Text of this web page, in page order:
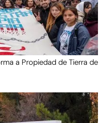
a Propiedad de Tierra de